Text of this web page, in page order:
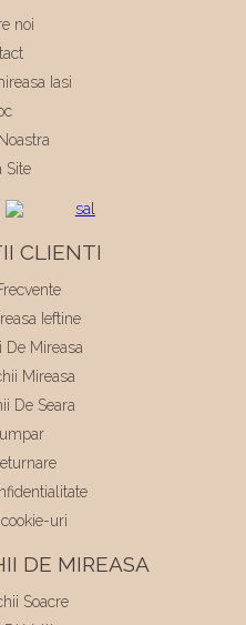
noi
Iasi
Site
CLIENTI
Ieftine
De Mireasa
Mireasa
De Seara
uri
DE MIREASA
Soacre